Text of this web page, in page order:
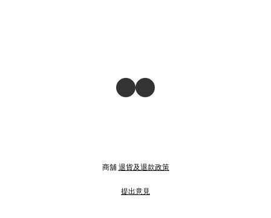
商舖 退貨及退款政策
提出意見